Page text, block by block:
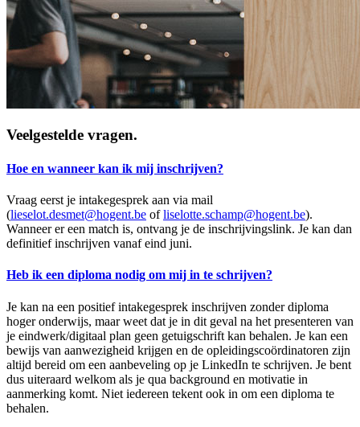
Veelgestelde vragen.
Hoe en wanneer kan ik mij inschrijven?
Vraag eerst je intakegesprek aan via mail
(lieselot.desmet@hogent.be ofliselotte.schamp@hogent.be).
Wanneer er een match is, ontvang je de inschrijvingslink. Je kan dan
definitief inschrijven vanaf eind juni.
Heb ik een diploma nodig om mij in te schrijven?
Je kan na een positief intakegesprek inschrijven zonder diploma
hoger onderwijs, maar weet dat je in dit geval na het presenteren van
je eindwerk/digitaal plan geen getuigschrift kan behalen. Je kan een
bewijs van aanwezigheid krijgen en de opleidingscoördinatoren zijn
altijd bereid om een aanbeveling op je LinkedIn te schrijven. Je bent
dus uiteraard welkom als je qua background en motivatie in
aanmerking komt. Niet iedereen tekent ook in om een diploma te
behalen.